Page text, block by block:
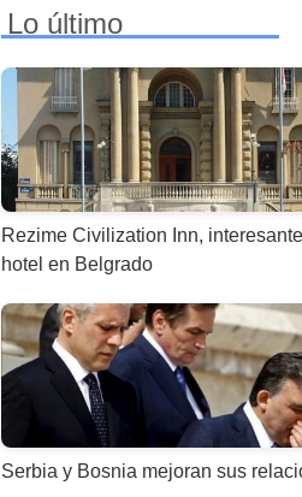
Lo último
Rezime Civilization Inn, interesante
hotel en Belgrado
Serbia y Bosnia mejoran sus